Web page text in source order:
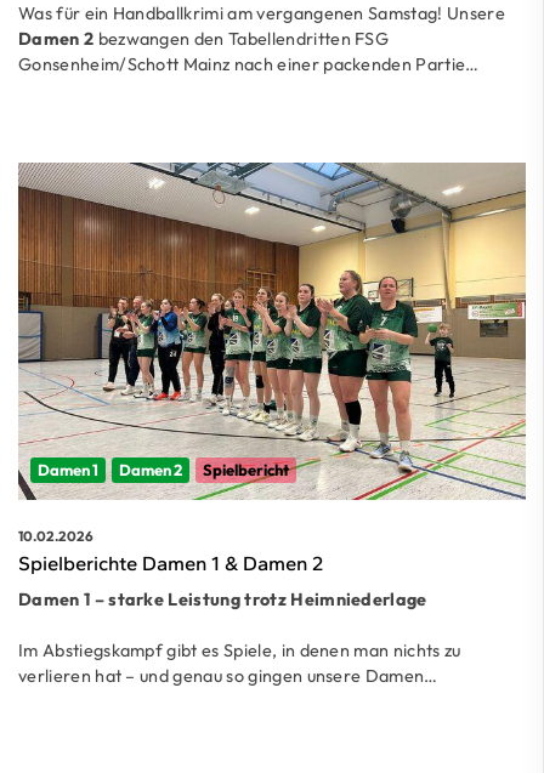
Was für ein Handballkrimi am vergangenen Samstag! Unsere
Damen 2 bezwangen den Tabellendritten FSG
Gonsenheim/Schott Mainz nach einer packenden Partie…
Damen 1 Damen 2 Spielbericht
10.02.2026
Spielberichte Damen 1 & Damen 2
Damen 1 – starke Leistung trotz Heimniederlage
Im Abstiegskampf gibt es Spiele, in denen man nichts zu
verlieren hat – und genau so gingen unsere Damen…